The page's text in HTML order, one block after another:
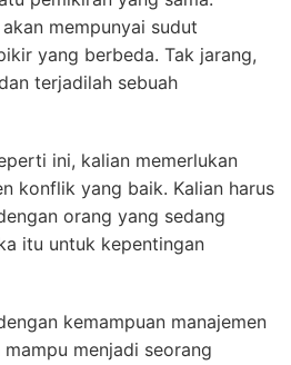
mempunyai sudut
yang berbeda. Tak jarang,
terjadilah sebuah
ini, kalian memerlukan
konflik yang baik. Kalian harus
orang yang sedang
itu untuk kepentingan
kemampuan manajemen
menjadi seorang